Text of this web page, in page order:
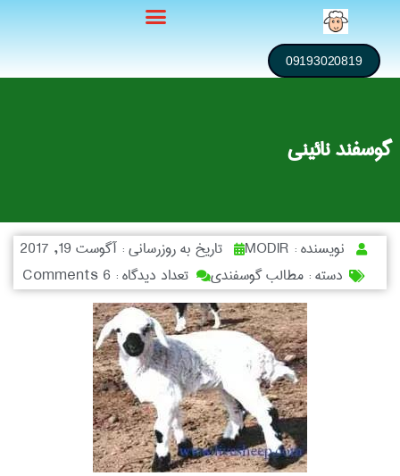
09193020819
گوسفند نائینی
نویسنده : تاریخ به روزرسانی : آگوست 19, 2017
دسته :مطالب گوسفندی تعداد دیدگاه :6 Comments